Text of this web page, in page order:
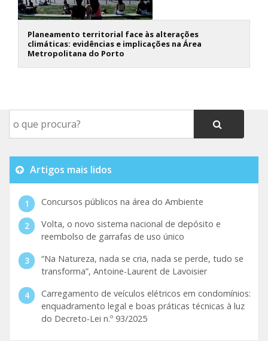
Planeamento territorial face às alterações
climáticas: evidências e implicações na Área
Metropolitana do Porto
Artigos mais lidos
Concursos públicos na área do Ambiente
Volta, o novo sistema nacional de depósito e
reembolso de garrafas de uso único
“Na Natureza, nada se cria, nada se perde, tudo se
transforma”, Antoine-Laurent de Lavoisier
Carregamento de veículos elétricos em condomínios:
enquadramento legal e boas práticas técnicas à luz
do Decreto-Lei n.º 93/2025